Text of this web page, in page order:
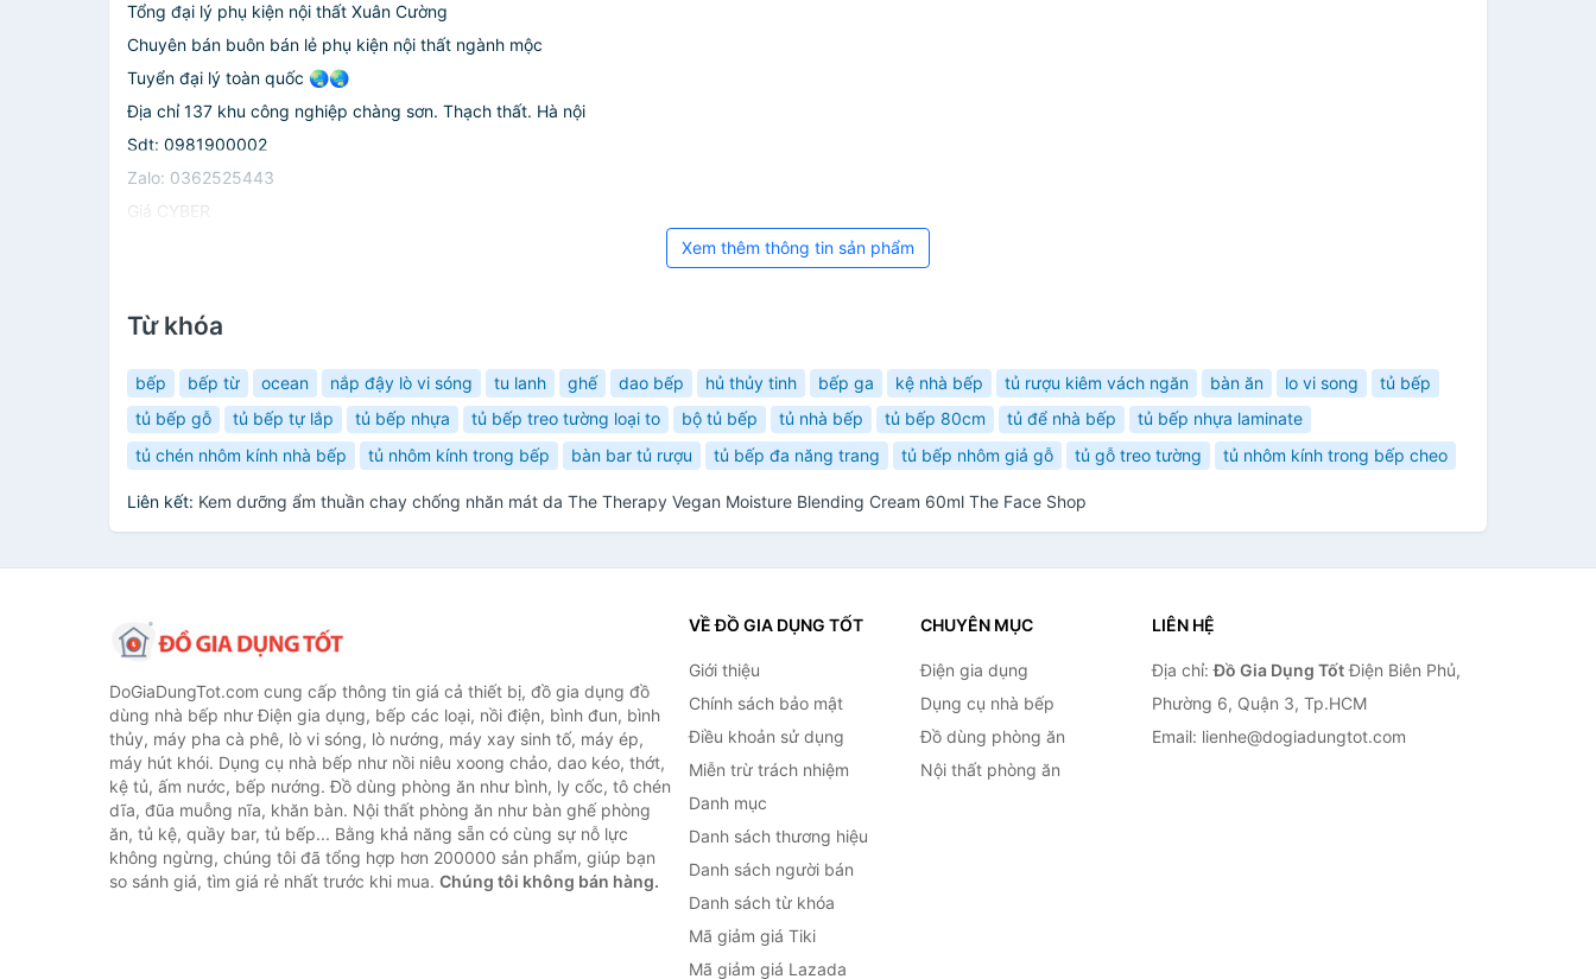
Tổng đại lý phụ kiện nội thất Xuân Cường
Chuyên bán buôn bán lẻ phụ kiện nội thất ngành mộc
Tuyển đại lý toàn quốc 🌏🌏
Địa chỉ 137 khu công nghiệp chàng sơn. Thạch thất. Hà nội
Sdt: 0981900002
Zalo: 0362525443
Giá CYBER
Xem thêm thông tin sản phẩm
Từ khóa
bếp bếp từ ocean nắp đậy lò vi sóng tu lanh ghế dao bếp hủ thủy tinh bếp ga kệ nhà bếp tủ rượu kiêm vách ngăn bàn ăn lo vi song
tủ bếp
tủ bếp gỗ
tủ bếp tự lắp tủ bếp nhựa tủ bếp treo tường loại to bộ tủ bếp tủ nhà bếp tủ bếp 80cm tủ để nhà bếp
tủ bếp nhựa laminate
tủ chén nhôm kính nhà bếp
tủ nhôm kính trong bếp bàn bar tủ rượu tủ bếp đa năng trang tủ bếp nhôm giả gỗ tủ gỗ treo tường tủ nhôm kính trong bếp cheo
Liên kết: Kem dưỡng ẩm thuần chay chống nhăn mát da The Therapy Vegan Moisture Blending Cream 60ml The Face Shop
DoGiaDungTot.com cung cấp thông tin giá cả thiết bị, đồ gia dụng đồ
dùng nhà bếp như Điện gia dụng, bếp các loại, nồi điện, bình đun, bình
thủy, máy pha cà phê, lò vi sóng, lò nướng, máy xay sinh tố, máy ép,
máy hút khói. Dụng cụ nhà bếp như nồi niêu xoong chảo, dao kéo, thớt,
kệ tủ, ấm nước, bếp nướng. Đồ dùng phòng ăn như bình, ly cốc, tô chén
dĩa, đũa muỗng nĩa, khăn bàn. Nội thất phòng ăn như bàn ghế phòng
ăn, tủ kệ, quầy bar, tủ bếp... Bằng khả năng sẵn có cùng sự nỗ lực
không ngừng, chúng tôi đã tổng hợp hơn 200000 sản phẩm, giúp bạn
so sánh giá, tìm giá rẻ nhất trước khi mua. Chúng tôi không bán hàng.
VỀ ĐỒ GIA DỤNG TỐT
Giới thiệu
Chính sách bảo mật
Điều khoản sử dụng
Miễn trừ trách nhiệm
Danh mục
Danh sách thương hiệu
Danh sách người bán
Danh sách từ khóa
Mã giảm giá Tiki
Mã giảm giá Lazada
CHUYÊN MỤC
Điện gia dụng
Dụng cụ nhà bếp
Đồ dùng phòng ăn
Nội thất phòng ăn
LIÊN HỆ
Địa chỉ:Đồ Gia Dụng TốtĐiện Biên Phủ,
Phường 6, Quận 3, Tp.HCM
Email: lienhe@dogiadungtot.com